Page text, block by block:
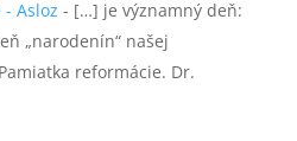
Asloz - […] je významný deň:
„narodenín“ našej
reformácie. Dr.